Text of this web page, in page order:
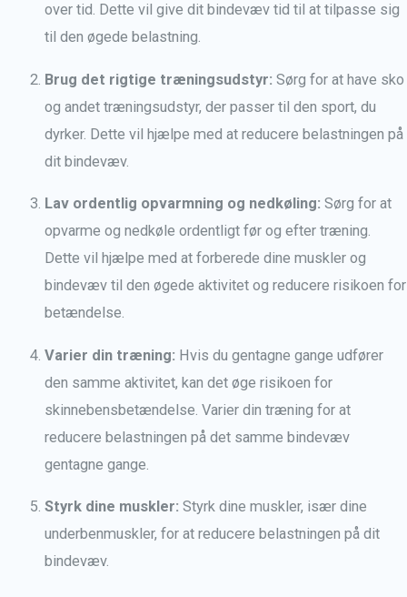
over tid. Dette vil give dit bindevæv tid til at tilpasse sig
til den øgede belastning.
Brug det rigtige træningsudstyr: Sørg for at have sko
og andet træningsudstyr, der passer til den sport, du
dyrker. Dette vil hjælpe med at reducere belastningen på
dit bindevæv.
Lav ordentlig opvarmning og nedkøling: Sørg for at
opvarme og nedkøle ordentligt før og efter træning.
Dette vil hjælpe med at forberede dine muskler og
bindevæv til den øgede aktivitet og reducere risikoen for
betændelse.
Varier din træning: Hvis du gentagne gange udfører
den samme aktivitet, kan det øge risikoen for
skinnebensbetændelse. Varier din træning for at
reducere belastningen på det samme bindevæv
gentagne gange.
Styrk dine muskler: Styrk dine muskler, især dine
underbenmuskler, for at reducere belastningen på dit
bindevæv.